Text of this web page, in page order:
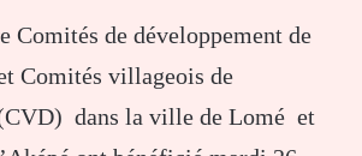
Comités de développement de
Comités villageois de
dans la ville de Lomé et